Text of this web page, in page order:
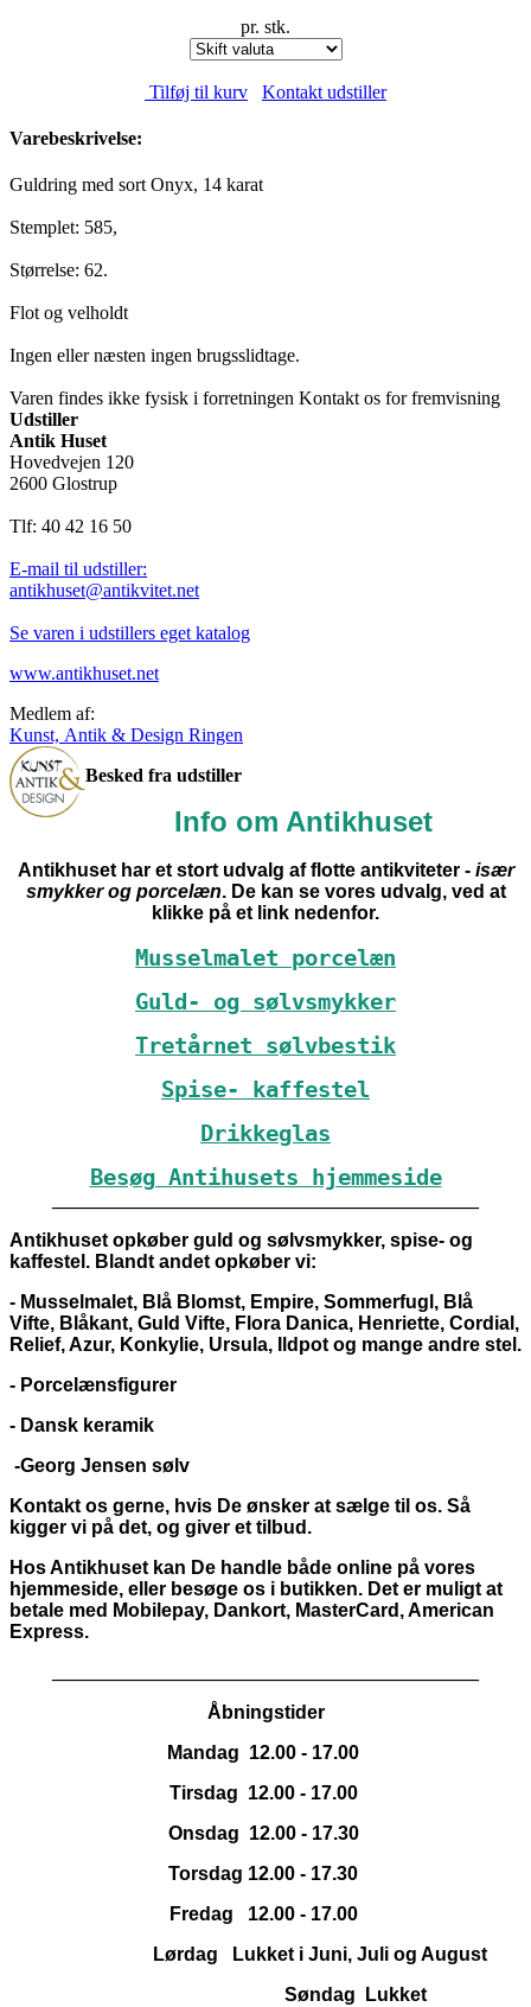
pr. stk.
Tilføj til kurv Kontakt udstiller
Varebeskrivelse:
Guldring med sort Onyx, 14 karat
Stemplet: 585,
Størrelse: 62.
Flot og velholdt
Ingen eller næsten ingen brugsslidtage.
Varen findes ikke fysisk i forretningen Kontakt os for fremvisning
Udstiller
Antik Huset
Hovedvejen 120
2600 Glostrup
Tlf: 40 42 16 50
E-mail til udstiller:
antikhuset@antikvitet.net
Se varen i udstillers eget katalog
www.antikhuset.net
Medlem af:
Kunst, Antik & Design Ringen
Besked fra udstiller
Info om Antikhuset
Antikhuset har et stort udvalg af flotte antikviteter - især
smykker og porcelæn. De kan se vores udvalg, ved at
klikke på et link nedenfor.
Musselmalet porcelæn
Guld- og sølvsmykker
Tretårnet sølvbestik
Spise- kaffestel
Drikkeglas
Besøg Antihusets hjemmeside
Antikhuset opkøber guld og sølvsmykker, spise- og
kaffestel. Blandt andet opkøber vi:
- Musselmalet, Blå Blomst, Empire, Sommerfugl, Blå
Vifte, Blåkant, Guld Vifte, Flora Danica, Henriette, Cordial,
Relief, Azur, Konkylie, Ursula, Ildpot og mange andre stel.
- Porcelænsfigurer
- Dansk keramik
-Georg Jensen sølv
Kontakt os gerne, hvis De ønsker at sælge til os. Så
kigger vi på det, og giver et tilbud.
Hos Antikhuset kan De handle både online på vores
hjemmeside, eller besøge os i butikken. Det er muligt at
betale med Mobilepay, Dankort, MasterCard, American
Express.
Åbningstider
Mandag 12.00 - 17.00
Tirsdag 12.00 - 17.00
Onsdag 12.00 - 17.30
Torsdag 12.00 - 17.30
Fredag 12.00 - 17.00
Lørdag Lukket i Juni, Juli og August
Søndag Lukket